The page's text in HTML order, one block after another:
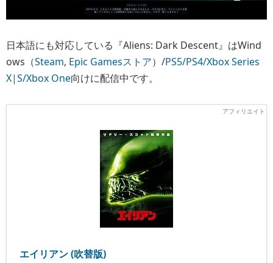
日本語にも対応している『Aliens: Dark Descent』はWind
ows（Steam, Epic Gamesストア）/PS5/PS4/Xbox Series
X|S/Xbox One向けに配信中です。
エイリアン (吹替版)